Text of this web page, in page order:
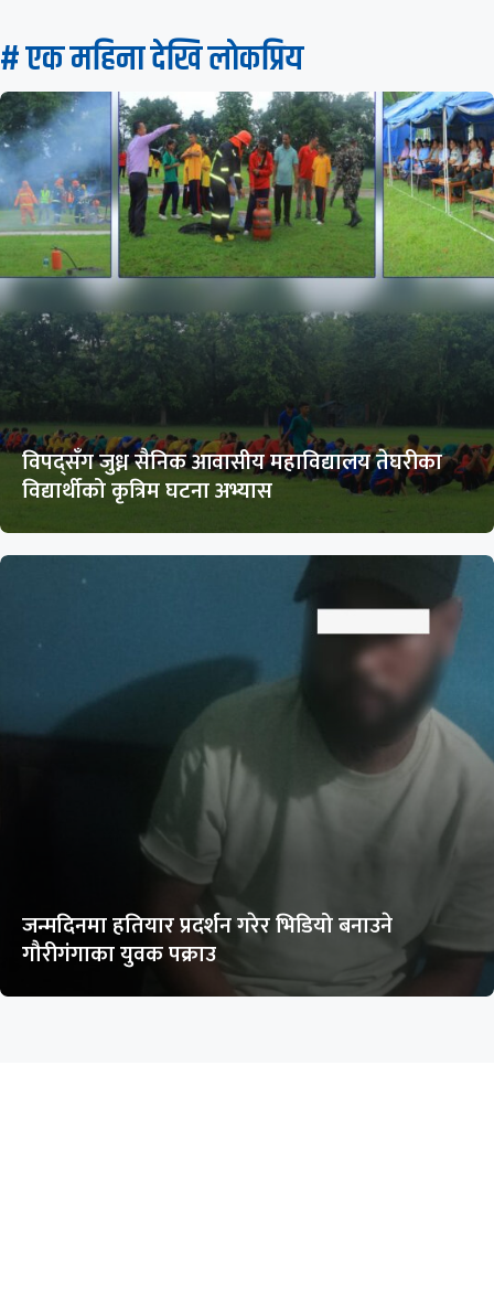
# एक महिना देखि लाेकप्रिय
विपद्सँग जुध्न सैनिक आवासीय महाविद्यालय तेघरीका
विद्यार्थीको कृत्रिम घटना अभ्यास
जन्मदिनमा हतियार प्रदर्शन गरेर भिडियो बनाउने
गौरीगंगाका युवक पक्राउ